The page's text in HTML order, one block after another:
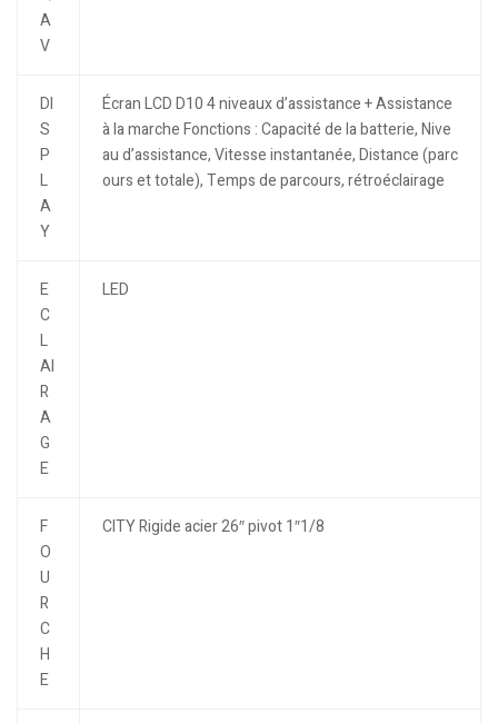
A
V
DI
S
P
L
A
Y
Écran LCD D10 4 niveaux d’assistance + Assistance
à la marche Fonctions : Capacité de la batterie, Nive
au d’assistance, Vitesse instantanée, Distance (parc
ours et totale), Temps de parcours, rétroéclairage
E
C
L
AI
R
A
G
E
LED
F
O
U
R
C
H
E
CITY Rigide acier 26″ pivot 1″1/8